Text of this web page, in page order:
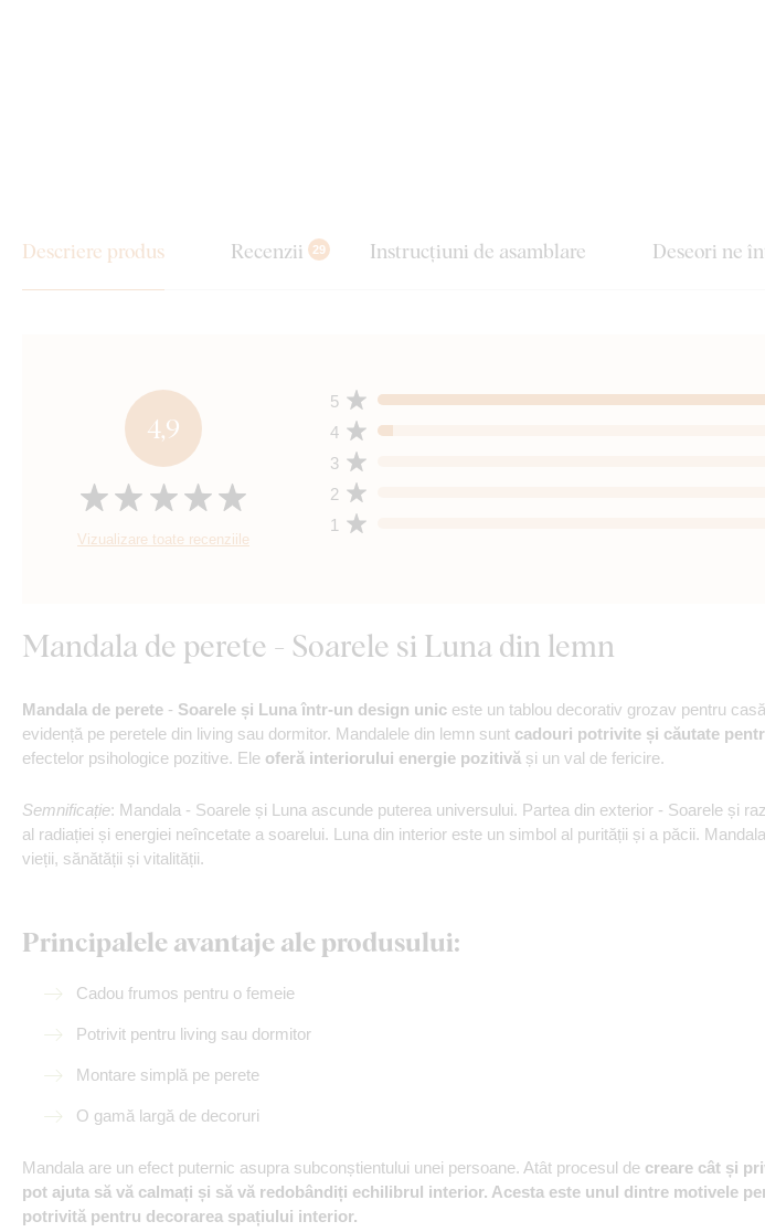
Descriere produs Recenzii 29 Instrucțiuni de asamblare Deseori ne
4,9
Vizualizare toate recenziile
1
2
3
4
5
Mandala de perete - Soarele si Luna din lemn
Mandala de perete - Soarele și Luna într-un design unic este un tablou decorativ grozav pentru
evidență pe peretele din living sau dormitor. Mandalele din lemn sunt cadouri potrivite și căutate
efectelor psihologice pozitive. Ele oferă interiorului energie pozitivă și un val de fericire.
Semnificație: Mandala - Soarele și Luna ascunde puterea universului. Partea din exterior - Soarele și
al radiației și energiei neîncetate a soarelui. Luna din interior este un simbol al purității și a păcii.
vieții, sănătății și vitalității.
Principalele avantaje ale produsului:
Cadou frumos pentru o femeie
Potrivit pentru living sau dormitor
Montare simplă pe perete
O gamă largă de decoruri
Mandala are un efect puternic asupra subconștientului unei persoane. Atât procesul de creare cât și
pot ajuta să vă calmați și să vă redobândiți echilibrul interior. Acesta este unul dintre motivele
potrivită pentru decorarea spațiului interior.